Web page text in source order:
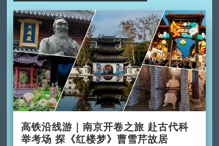
高铁沿线游｜南京开卷之旅 赴古代科
举考场 探《红楼梦》曹雪芹故居